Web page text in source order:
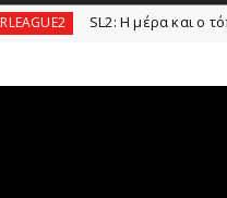
SL2: Η μέρα και ο τόπος της